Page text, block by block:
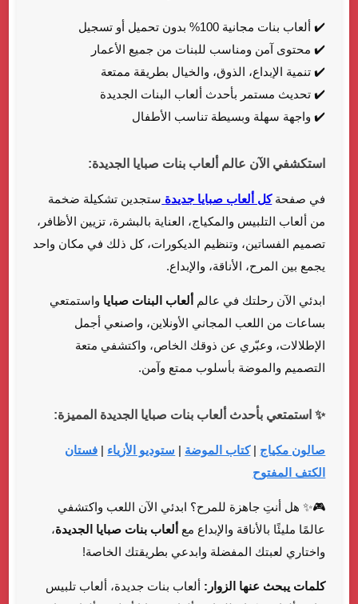
✔️ ألعاب بنات مجانية 100% بدون تحميل أو تسجيل
✔️ محتوى آمن ومناسب للبنات من جميع الأعمار
✔️ تنمية الإبداع، الذوق، والخيال بطريقة ممتعة
✔️ تحديث مستمر بأحدث ألعاب البنات الجديدة
✔️ واجهة سهلة وبسيطة تناسب الأطفال
استكشفي الآن عالم ألعاب بنات صبايا الجديدة:
في صفحةكل ألعاب صبايا جديدة ستجدين تشكيلة ضخمة
من ألعاب التلبيس والمكياج، العناية بالبشرة، تزيين الأظافر،
تصميم الفساتين، وتنظيم الديكورات، كل ذلك في مكان واحد
يجمع بين المرح، الأناقة، والإبداع.
ابدئي الآن رحلتك في عالم ألعاب البنات صبايا واستمتعي
بساعات من اللعب المجاني الأونلاين، واصنعي أجمل
الإطلالات، وعبّري عن ذوقك الخاص، واكتشفي متعة
التصميم والموضة بأسلوب ممتع وآمن.
✨ استمتعي بأحدث ألعاب بنات صبايا الجديدة المميزة:
صالون مكياج |كتاب الموضة | ستوديو الأزياء | فستان
الكتف المفتوح
🎮✨ هل أنتِ جاهزة للمرح؟ ابدئي الآن اللعب واكتشفي
عالمًا مليئًا بالأناقة والإبداع مع ألعاب بنات صبايا الجديدة،
واختاري لعبتك المفضلة وابدعي بطريقتك الخاصة!
كلمات يبحث عنها الزوار: ألعاب بنات جديدة، ألعاب تلبيس